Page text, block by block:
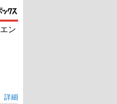
ン
詳細